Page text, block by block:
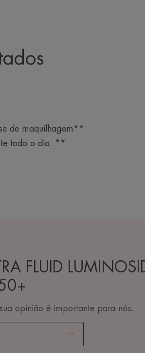
de maquilhagem**
todo o dia. **
FLUID
opinião é importante para nós.